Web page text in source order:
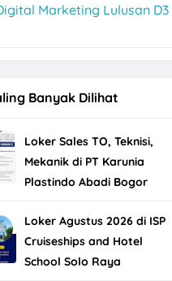
Marketing Lulusan D3
Banyak Dilihat
Loker Sales TO, Teknisi,
Mekanik di PT Karunia
Plastindo Abadi Bogor
Loker Agustus 2026 di ISP
Cruiseships and Hotel
School Solo Raya